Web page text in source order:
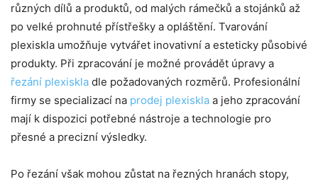
různých dílů a produktů, od malých rámečků a stojánků až
po velké prohnuté přístřešky a opláštění. Tvarování
plexiskla umožňuje vytvářet inovativní a esteticky působivé
produkty. Při zpracování je možné provádět úpravy a
řezání plexiskla dle požadovaných rozměrů. Profesionální
firmy se specializací na prodej plexiskla a jeho zpracování
mají k dispozici potřebné nástroje a technologie pro
přesné a precizní výsledky.
Po řezání však mohou zůstat na řezných hranách stopy,